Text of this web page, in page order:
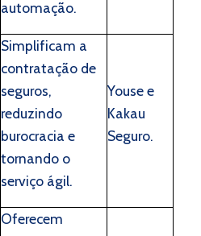
automação.
Simplificam a
contratação de
seguros,
reduzindo
burocracia e
tornando o
serviço ágil.
Youse e
Kakau
Seguro.
Oferecem